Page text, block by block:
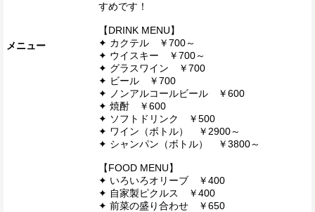
メニュー
すめです！
【DRINK MENU】
✦ カクテル ￥700～
✦ ウイスキー ￥700～
✦ グラスワイン ￥700
✦ ビール ￥700
✦ ノンアルコールビール ￥600
✦ 焼酎 ￥600
✦ ソフトドリンク ￥500
✦ ワイン（ボトル） ￥2900～
✦ シャンパン（ボトル） ￥3800～
【FOOD MENU】
✦ いろいろオリーブ ￥400
✦ 自家製ピクルス ￥400
✦ 前菜の盛り合わせ ￥650